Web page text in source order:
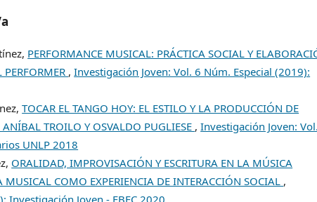
PERFORMANCE MUSICAL: PRÁCTICA SOCIAL Y
PERFORMER ,Investigación Joven: Vol. 6 Núm. Especial (2019):
TOCAR EL TANGO HOY: EL ESTILO Y LA PRODUCCIÓN DE
TROILO Y OSVALDO PUGLIESE ,Investigación Joven:
UNLP 2018
ORALIDAD, IMPROVISACIÓN Y ESCRITURA EN LA MÚSICA
COMO EXPERIENCIA DE INTERACCIÓN SOCIAL ,
Joven - EBEC 2020